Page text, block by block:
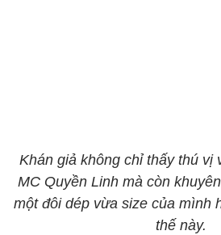
Khán giả không chỉ thấy thú vị
MC Quyền Linh mà còn
một đôi dép vừa size của mình
thế này.